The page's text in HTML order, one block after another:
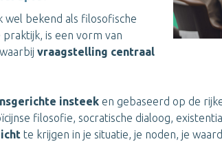
wel bekend als filosofische
is een vorm van
vraagstelling centraal
insteek en gebaseerd op de
filosofie, socratische dialoog,
te krijgen in je situatie, je noden, je